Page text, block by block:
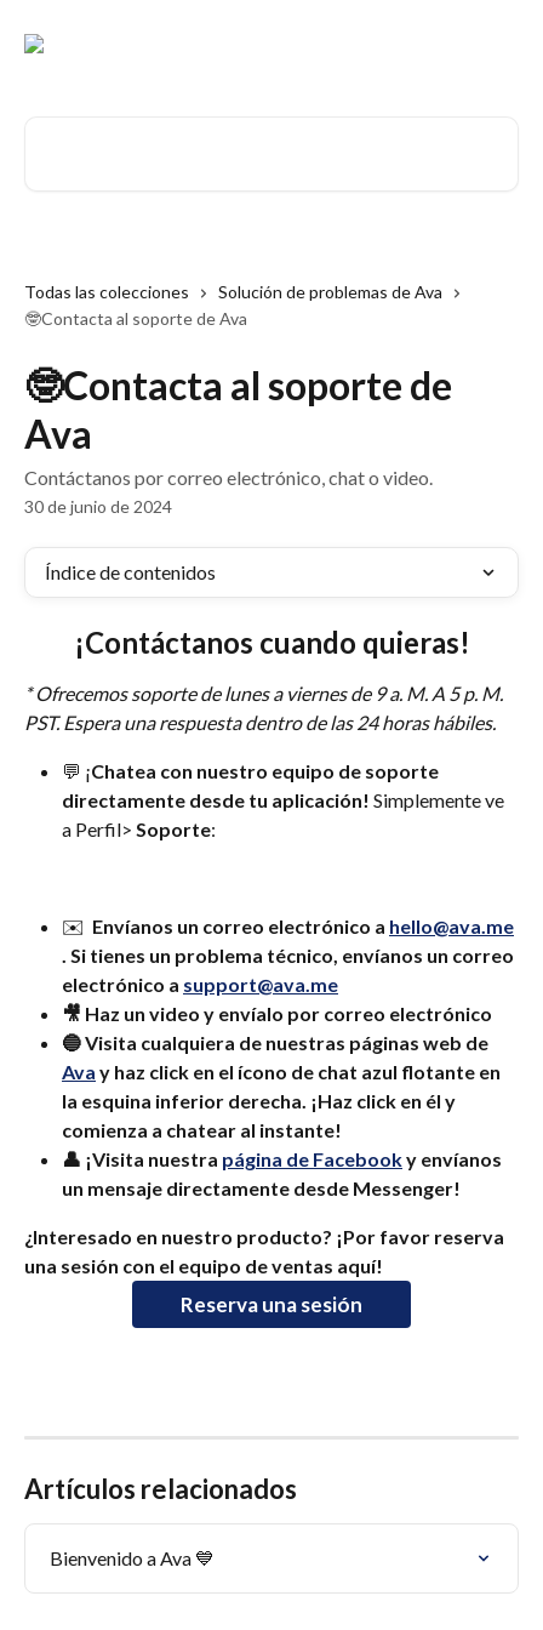
Todas las colecciones
Solución de problemas de Ava
🤓Contacta al soporte de Ava
🤓Contacta al soporte de
Ava
Contáctanos por correo electrónico, chat o video.
30 de junio de 2024
Índice de contenidos
¡Contáctanos cuando quieras!
* Ofrecemos soporte de lunes a viernes de 9 a. M. A 5 p. M.
PST. Espera una respuesta dentro de las 24 horas hábiles.
💬 ¡Chatea con nuestro equipo de soporte
directamente desde tu aplicación! Simplemente ve
a Perfil> Soporte:
✉️ Envíanos un correo electrónico a hello@ava.me
. Si tienes un problema técnico, envíanos un correo
electrónico a support@ava.me
🎥 Haz un video y envíalo por correo electrónico
🔵 Visita cualquiera de nuestras páginas web de
Ava y haz click en el ícono de chat azul flotante en
la esquina inferior derecha. ¡Haz click en él y
comienza a chatear al instante!
👤 ¡Visita nuestra página de Facebook y envíanos
un mensaje directamente desde Messenger!
¿Interesado en nuestro producto? ¡Por favor reserva
una sesión con el equipo de ventas aquí!
Reserva una sesión
Artículos relacionados
Bienvenido a Ava 💙